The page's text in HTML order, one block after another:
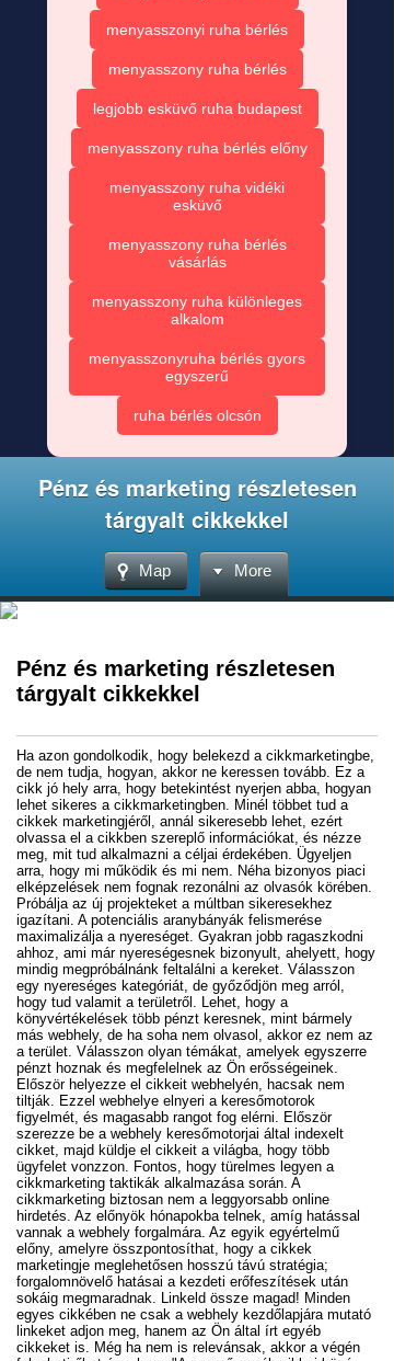
menyasszonyi ruha bérlés
menyasszony ruha bérlés
legjobb esküvő ruha budapest
menyasszony ruha bérlés előny
menyasszony ruha vidéki
esküvő
menyasszony ruha bérlés
vásárlás
menyasszony ruha különleges
alkalom
menyasszonyruha bérlés gyors
egyszerű
ruha bérlés olcsón
Pénz és marketing részletesen
tárgyalt cikkekkel
Map More
Pénz és marketing részletesen
tárgyalt cikkekkel
Ha azon gondolkodik, hogy belekezd a cikkmarketingbe,
de nem tudja, hogyan, akkor ne keressen tovább. Ez a
cikk jó hely arra, hogy betekintést nyerjen abba, hogyan
lehet sikeres a cikkmarketingben. Minél többet tud a
cikkek marketingjéről, annál sikeresebb lehet, ezért
olvassa el a cikkben szereplő információkat, és nézze
meg, mit tud alkalmazni a céljai érdekében. Ügyeljen
arra, hogy mi működik és mi nem. Néha bizonyos piaci
elképzelések nem fognak rezonálni az olvasók körében.
Próbálja az új projekteket a múltban sikeresekhez
igazítani. A potenciális aranybányák felismerése
maximalizálja a nyereséget. Gyakran jobb ragaszkodni
ahhoz, ami már nyereségesnek bizonyult, ahelyett, hogy
mindig megpróbálnánk feltalálni a kereket. Válasszon
egy nyereséges kategóriát, de győződjön meg arról,
hogy tud valamit a területről. Lehet, hogy a
könyvértékelések több pénzt keresnek, mint bármely
más webhely, de ha soha nem olvasol, akkor ez nem az
a terület. Válasszon olyan témákat, amelyek egyszerre
pénzt hoznak és megfelelnek az Ön erősségeinek.
Először helyezze el cikkeit webhelyén, hacsak nem
tiltják. Ezzel webhelye elnyeri a keresőmotorok
figyelmét, és magasabb rangot fog elérni. Először
szerezze be a webhely keresőmotorjai által indexelt
cikket, majd küldje el cikkeit a világba, hogy több
ügyfelet vonzzon. Fontos, hogy türelmes legyen a
cikkmarketing taktikák alkalmazása során. A
cikkmarketing biztosan nem a leggyorsabb online
hirdetés. Az előnyök hónapokba telnek, amíg hatással
vannak a webhely forgalmára. Az egyik egyértelmű
előny, amelyre összpontosíthat, hogy a cikkek
marketingje meglehetősen hosszú távú stratégia;
forgalomnövelő hatásai a kezdeti erőfeszítések után
sokáig megmaradnak. Linkeld össze magad! Minden
egyes cikkében ne csak a webhely kezdőlapjára mutató
linkeket adjon meg, hanem az Ön által írt egyéb
cikkeket is. Még ha nem is relevánsak, akkor a végén